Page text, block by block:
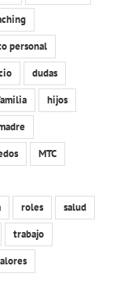
personal
dudas
hijos
MTC
roles
salud
trabajo